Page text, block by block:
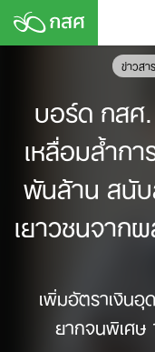
Skip
ข่าวสา
บอร์ด กสศ.
เหลื่อมล้ำก
พันล้าน สนั
เยาวชนจาก
เพิ่มอัตราเงินอุ
ยากจนพิเศ